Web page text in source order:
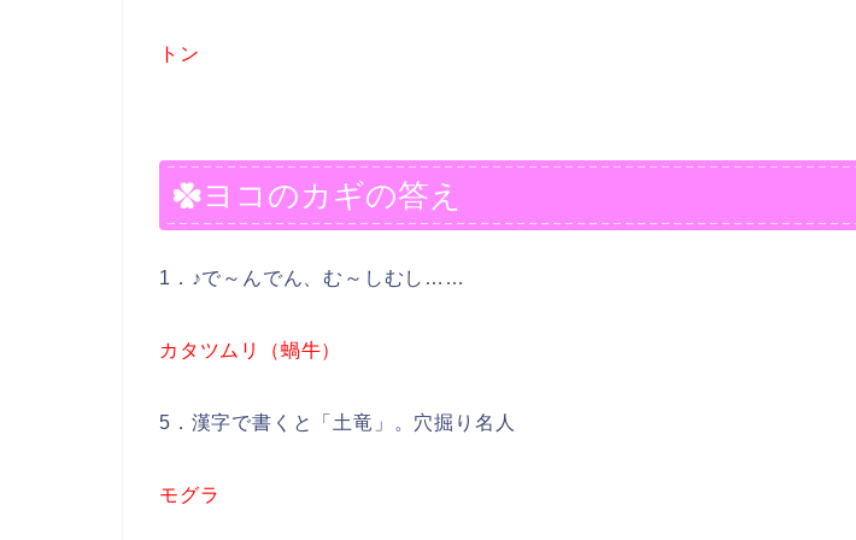
トン
ヨコのカギの答え
1．♪で～んでん、む～しむし……
カタツムリ（蝸牛）
5．漢字で書くと「土竜」。穴掘り名人
モグラ